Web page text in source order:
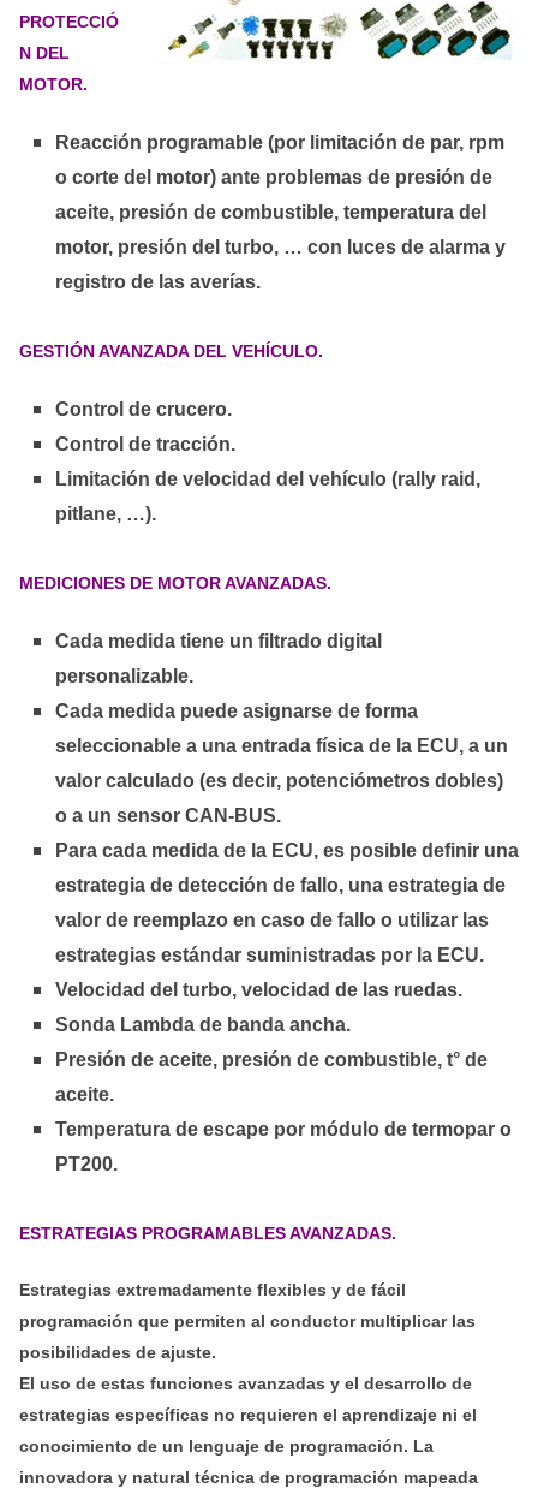
PROTECCIÓ
N DEL
MOTOR.
Reacción programable (por limitación de par, rpm
o corte del motor) ante problemas de presión de
aceite, presión de combustible, temperatura del
motor, presión del turbo, … con luces de alarma y
registro de las averías.
GESTIÓN AVANZADA DEL VEHÍCULO.
Control de crucero.
Control de tracción.
Limitación de velocidad del vehículo (rally raid,
pitlane, …).
MEDICIONES DE MOTOR AVANZADAS.
Cada medida tiene un filtrado digital
personalizable.
Cada medida puede asignarse de forma
seleccionable a una entrada física de la ECU, a un
valor calculado (es decir, potenciómetros dobles)
o a un sensor CAN-BUS.
Para cada medida de la ECU, es posible definir una
estrategia de detección de fallo, una estrategia de
valor de reemplazo en caso de fallo o utilizar las
estrategias estándar suministradas por la ECU.
Velocidad del turbo, velocidad de las ruedas.
Sonda Lambda de banda ancha.
Presión de aceite, presión de combustible, t° de
aceite.
Temperatura de escape por módulo de termopar o
PT200.
ESTRATEGIAS PROGRAMABLES AVANZADAS.
Estrategias extremadamente flexibles y de fácil
programación que permiten al conductor multiplicar las
posibilidades de ajuste.
El uso de estas funciones avanzadas y el desarrollo de
estrategias específicas no requieren el aprendizaje ni el
conocimiento de un lenguaje de programación. La
innovadora y natural técnica de programación mapeada